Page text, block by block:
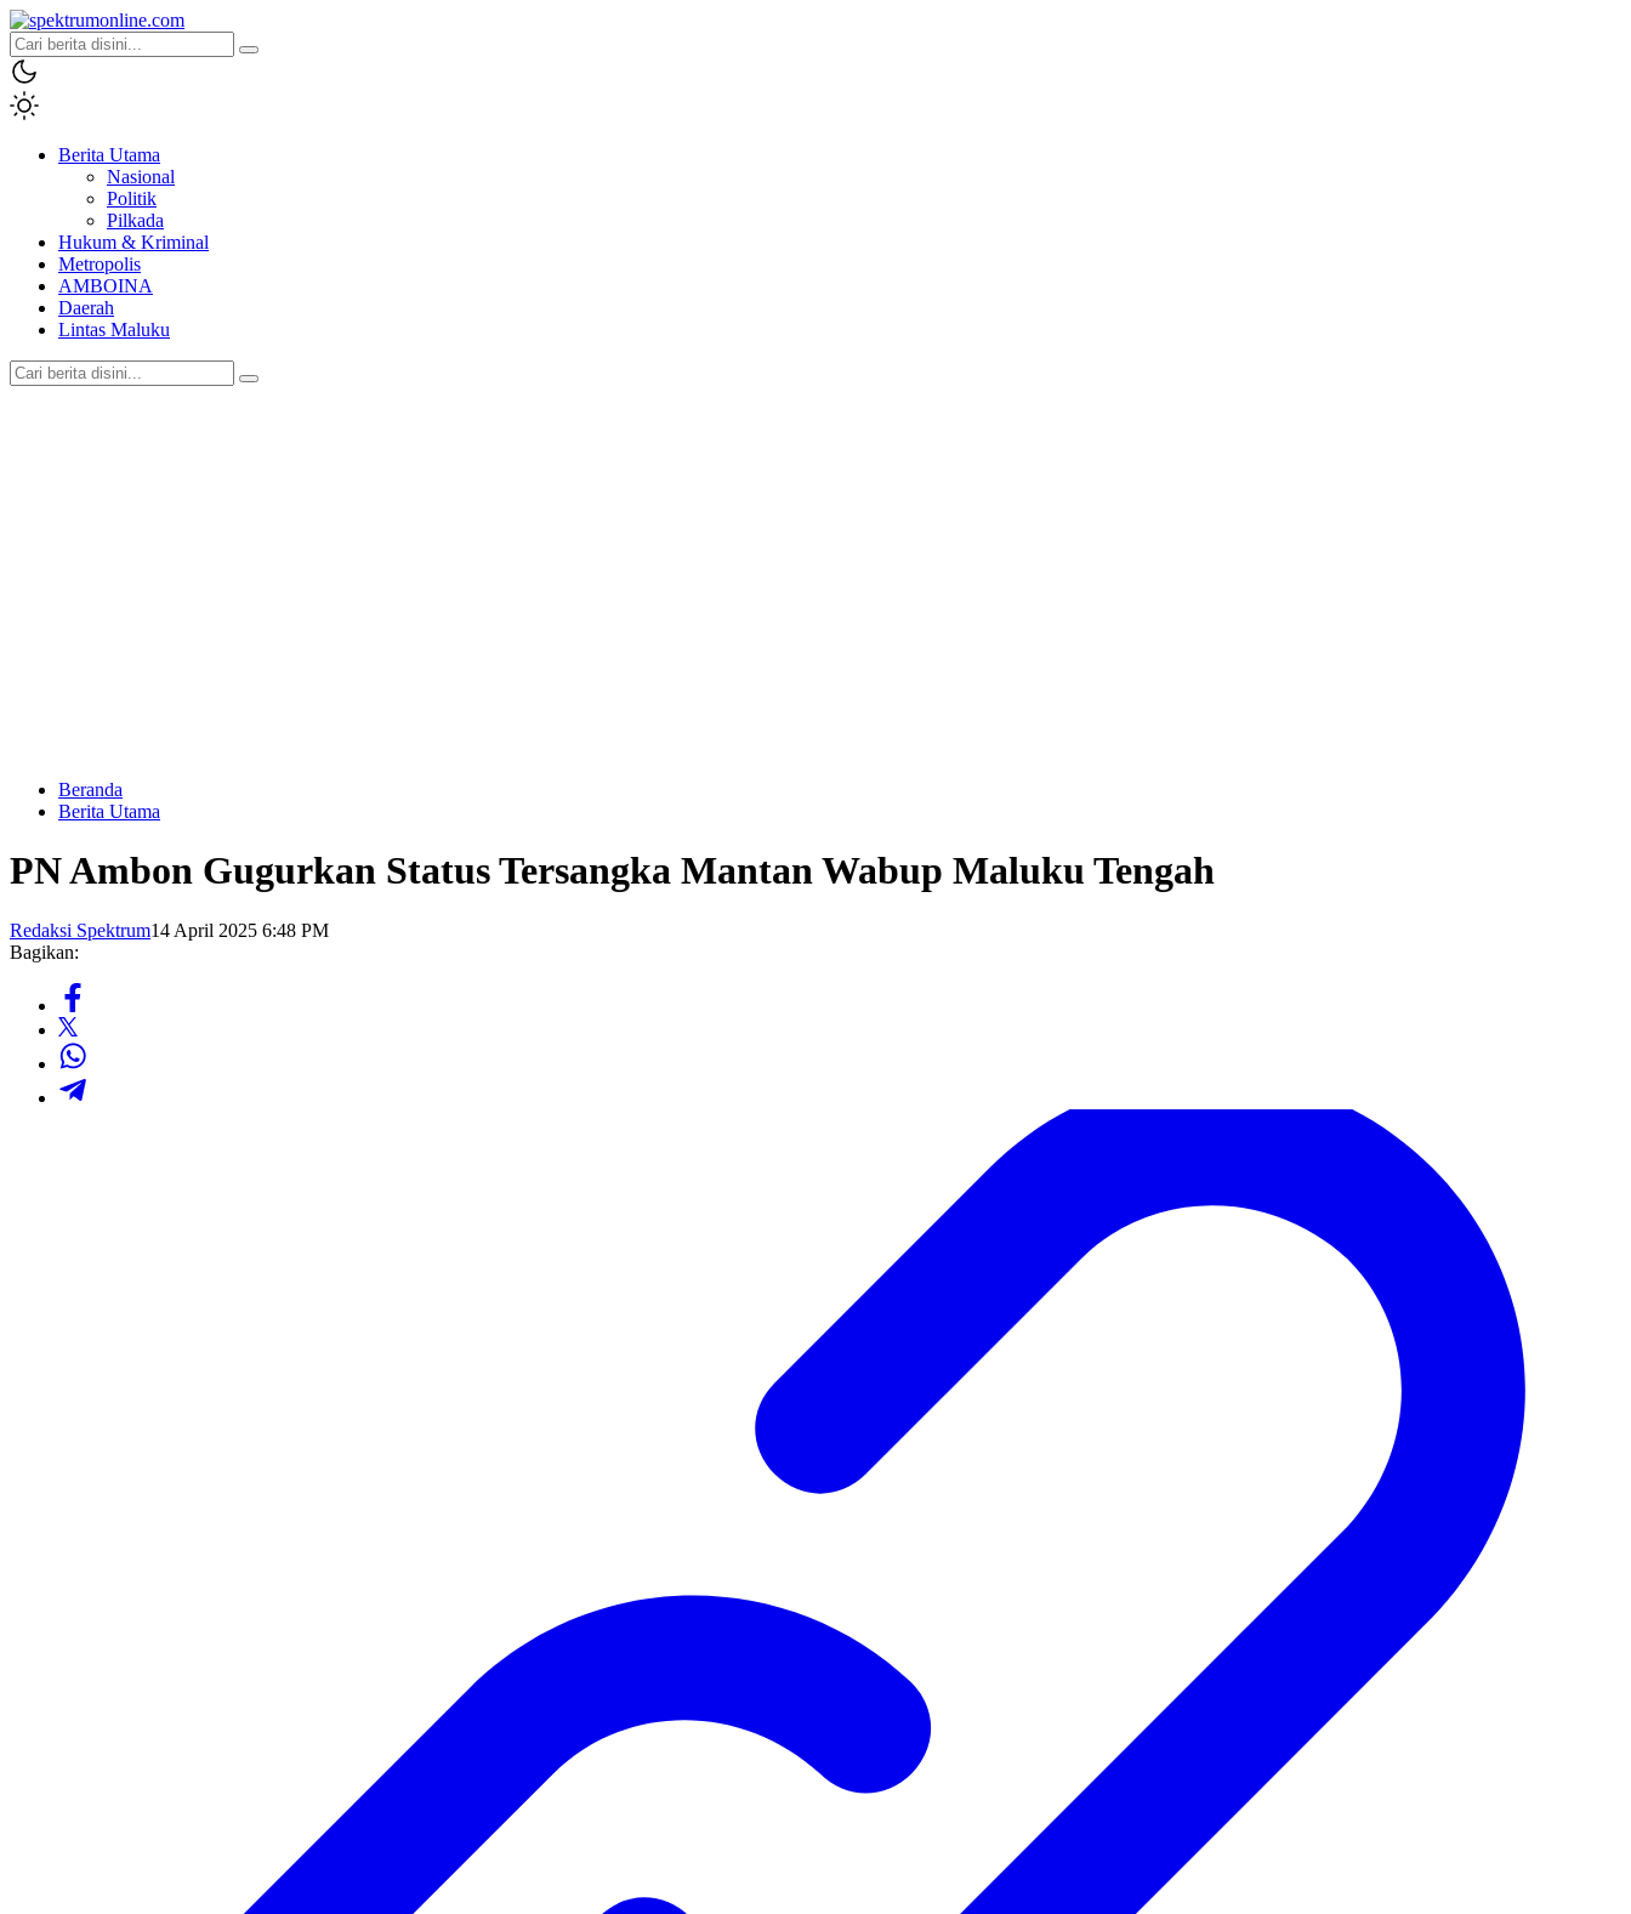
spektrumonline.com
Berita Utama
Nasional
Politik
Pilkada
Hukum & Kriminal
Metropolis
AMBOINA
Daerah
Lintas Maluku
Beranda
Berita Utama
PN Ambon Gugurkan Status Tersangka Mantan Wabup Maluku Tengah
Redaksi Spektrum14 April 2025 6:48 PM
Bagikan: